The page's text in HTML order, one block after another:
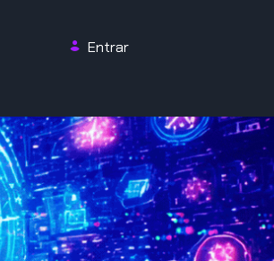
Entrar